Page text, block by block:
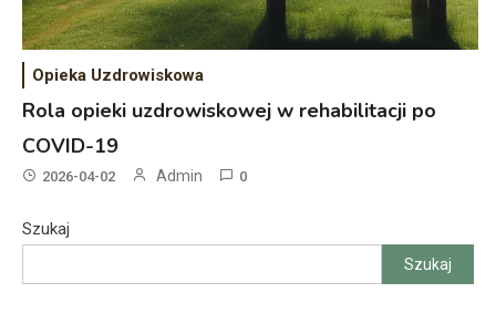
Opieka Uzdrowiskowa
Rola opieki uzdrowiskowej w rehabilitacji po
COVID-19
2026-04-02 Admin 0
Szukaj
Szukaj